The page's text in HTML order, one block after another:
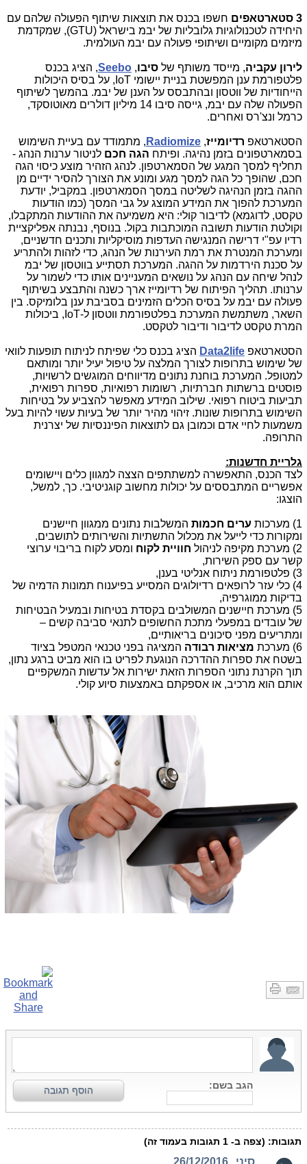
3 סטארטאפים
חשפו בכנס את תוצאות שיתוף הפעולה שלהם עם
היחידה לטכנולוגיות גלובליות של יבמ בישראל (GTU), שמקדמת
מיזמים מקומיים ושיתופי פעולה עם יבמ העולמית.
לירון עקביה, מייסד משותף של סיבו,
Seebo, הציג בכנס
פלטפורמת ענן המפשטת בניית יישומי IoT , על בסיס היכולות
הייחודיות של ווטסון ובהתבסס על הענן של יבמ. בהמשך לשיתוף
הפעולה שלה עם יבמ, גייסה סיבו 14 מיליון דולרים מאוטוסקד,
כרמל ונצ'רס ואחרים.
הסטארטאפ רדיומייז,
Radiomize , מתמודד עם בעיית השימוש
בסמארטפונים בזמן נהיגה. ופיתח הגה חכם לניטור ערנות הנהג -
תחליף למסך המגע של הסמארטפון. לנהג הזהיר מוצע כיסוי הגה
חכם, שהופך כל הגה למסך מגע ומונע את הצורך להסיר ידיים מן
ההגה בזמן הנהיגה לשליטה במסך הסמארטפון. במקביל, יודעת
המערכת להפוך את המידע המוצג על גבי המסך (כמו הודעות
טקסט, לדוגמא) לדיבור קולי: היא משמיעה את ההודעות המתקבלו,
וקולטת הודעות תשובה המוכתבות בקול. בנוסף, נבנתה אפליקציית
רדיו עפ"י דרישה המנגישה העדפות מוסיקליות ותכנים חדשניים,
ומערכת המנטרת את רמת העירנות של הנהג, כדי לזהות ולהתריע
על סכנת הירדמות על ההגה. המערכת תסתייע בווטסון של יבמ
לנהל שיחה עם הנהג על נושאים המעניינים אותו כדי לשמור על
ערנותו. תהליך הפיתוח של רדיומייז ארך כשנה והתבצע בשיתוף
פעולה עם יבמ על בסיס הכלים הזמינים בסביבת ענן בלומיקס. בין
השאר, משתמשת המערכת בפלטפורמת ווטסון ל-IoT , ביכולות
המרת טקסט לדיבור ודיבור לטקסט.
הסטארטאפ Data2life הציג בכנס כלי שפיתח לניתוח תופעות לוואי
של שימוש בתרופות לצורך המלצה על טיפול יעיל יותר ומותאם
למטופל. המערכת בוחנת נתונים מדיווחים המוגשים לרשויות,
פוסטים ברשתות חברתיות, רשומות רפואיות, ספרות רפואית,
תביעות ביטוח רפואי. שילוב המידע מאפשר להצביע על בטיחות
השימוש בתרופות שונות. זיהוי מהיר יותר של בעיות עשוי להיות בעל
משמעות לחיי אדם וכמובן גם לתוצאות הפיננסיות של יצרנית
התרופה.
גלריית חדשנות:
לצד הכנס, התאפשרה למשתתפים הצצה למגוון כלים ויישומים
אפשריים המתבססים על יכולות מחשוב קוגניטיבי. כך, למשל,
הוצגו:
1) מערכות ערים חכמות המשלבות נתונים ממגוון חיישנים
ומקורות כדי לייעל את מכלול התשתיות והשירותים לתושבים,
2) מערכת מקיפה לניהול
חוויית לקוח ומסע לקוח בריבוי ערוצי
קשר עם ספק השירות,
3) פלטפורמת ניתוח אנליטי בענן,
4) כלי עזר לרופאים רדיולוגים המסייע בפיענוח תמונות הדמיה של
בדיקות ממוגרפיה,
5) מערכת חיישנים המשולבים בקסדת בטיחות ובמעיל הבטיחות
של עובדים במפעלי מתכת החשופים לתנאי סביבה קשים –
ומתריעים מפני סיכונים בריאותיים,
6) מערכת
מציאות רבודה המציגה בפני טכנאי המטפל בציוד
בשטח את ספרות ההדרכה הנוגעת לפריט בו הוא מביט ברגע נתון,
תוך הקרנת נתוני הספרות הזאת ישירות אל עדשות המשקפיים
אותם הוא מרכיב, או אספקתם באמצעות סיוע קולי.